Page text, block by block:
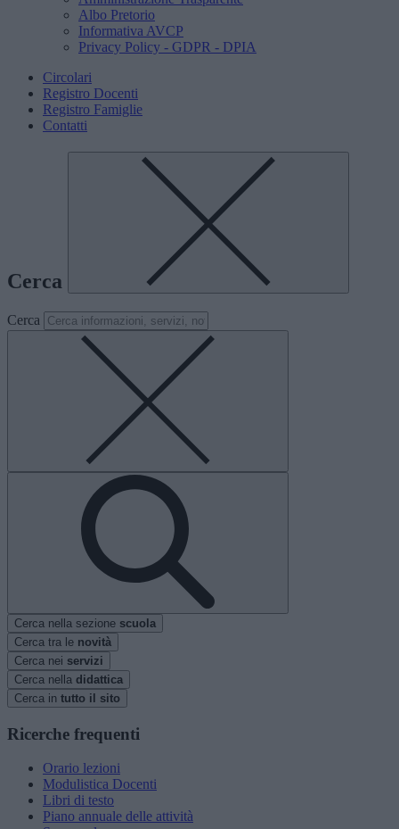
Albo Pretorio
Informativa AVCP
Privacy Policy - GDPR - DPIA
Circolari
Registro Docenti
Registro Famiglie
Contatti
Cerca
Cerca
Cerca nella sezione scuola
Cerca tra le novità
Cerca nei servizi
Cerca nella didattica
Cerca in tutto il sito
Ricerche frequenti
Orario lezioni
Modulistica Docenti
Libri di testo
Piano annuale delle attività